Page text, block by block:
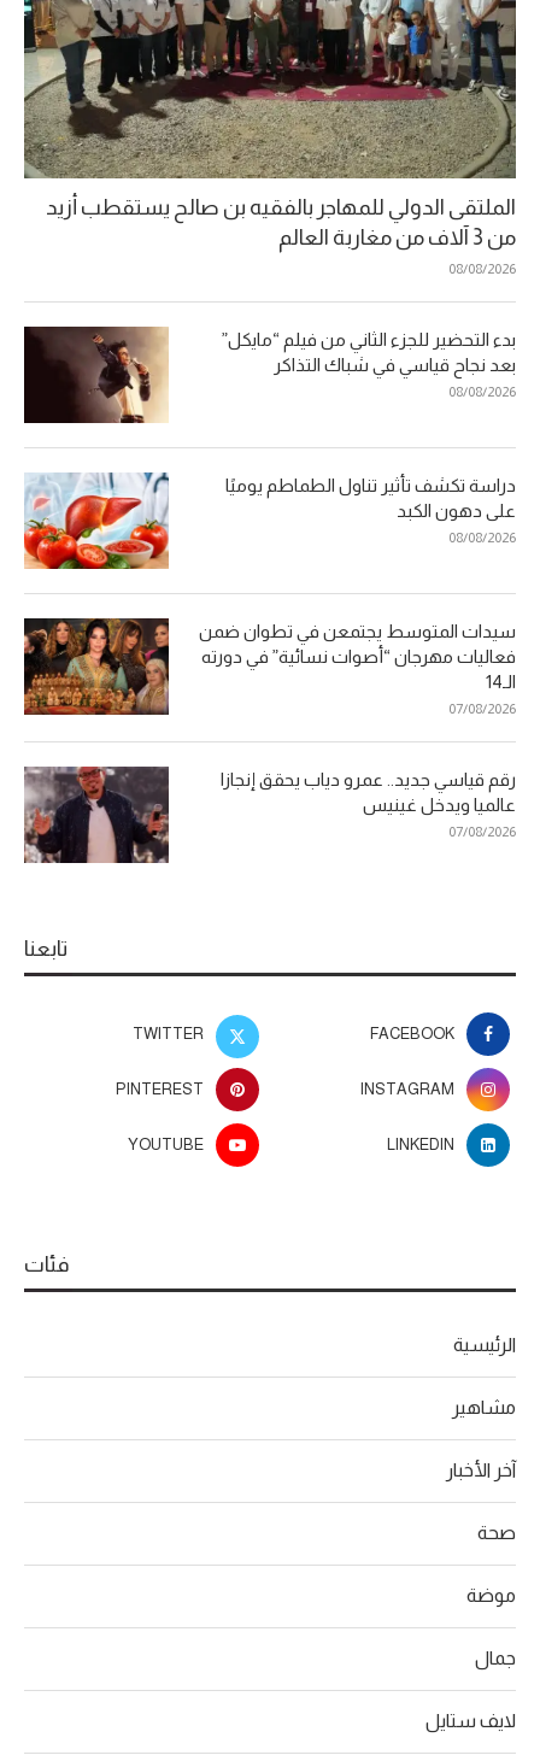
الملتقى الدولي للمهاجر بالفقيه بن صالح يستقطب أزيد
من 3 آلاف من مغاربة العالم
08/08/2026
بدء التحضير للجزء الثاني من فيلم “مايكل”
بعد نجاح قياسي في شباك التذاكر
08/08/2026
دراسة تكشف تأثير تناول الطماطم يوميًا
على دهون الكبد
08/08/2026
سيدات المتوسط يجتمعن في تطوان ضمن
فعاليات مهرجان “أصوات نسائية” في دورته
الـ14
07/08/2026
رقم قياسي جديد.. عمرو دياب يحقق إنجازا
عالميا ويدخل غينيس
07/08/2026
تابعنا
FACEBOOK
TWITTER
INSTAGRAM
PINTEREST
LINKEDIN
YOUTUBE
فئات
الرئيسية
مشاهير
آخر الأخبار
صحة
موضة
جمال
لايف ستايل